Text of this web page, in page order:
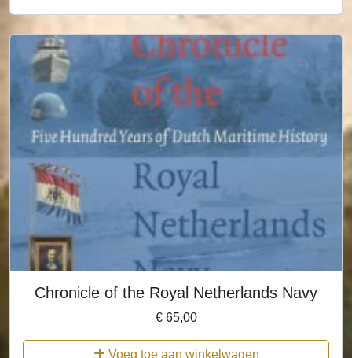
Chronicle of the Royal Netherlands Navy
€65,00
Voeg toe aan winkelwagen